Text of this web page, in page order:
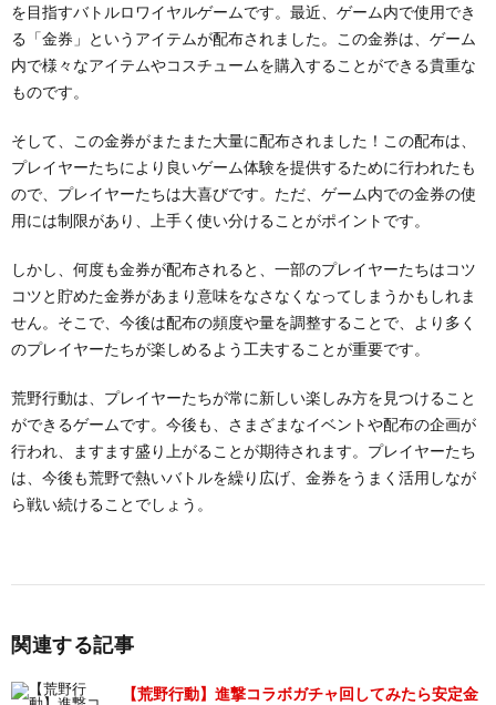
を目指すバトルロワイヤルゲームです。最近、ゲーム内で使用でき
る「金券」というアイテムが配布されました。この金券は、ゲーム
内で様々なアイテムやコスチュームを購入することができる貴重な
ものです。
そして、この金券がまたまた大量に配布されました！この配布は、
プレイヤーたちにより良いゲーム体験を提供するために行われたも
ので、プレイヤーたちは大喜びです。ただ、ゲーム内での金券の使
用には制限があり、上手く使い分けることがポイントです。
しかし、何度も金券が配布されると、一部のプレイヤーたちはコツ
コツと貯めた金券があまり意味をなさなくなってしまうかもしれま
せん。そこで、今後は配布の頻度や量を調整することで、より多く
のプレイヤーたちが楽しめるよう工夫することが重要です。
荒野行動は、プレイヤーたちが常に新しい楽しみ方を見つけること
ができるゲームです。今後も、さまざまなイベントや配布の企画が
行われ、ますます盛り上がることが期待されます。プレイヤーたち
は、今後も荒野で熱いバトルを繰り広げ、金券をうまく活用しなが
ら戦い続けることでしょう。
関連する記事
【荒野行動】進撃コラボガチャ回してみたら安定金